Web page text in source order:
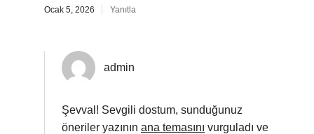
Ocak 5, 2026 Yanıtla
admin
Şevval! Sevgili dostum, sunduğunuz
öneriler yazının ana temasını vurguladı ve